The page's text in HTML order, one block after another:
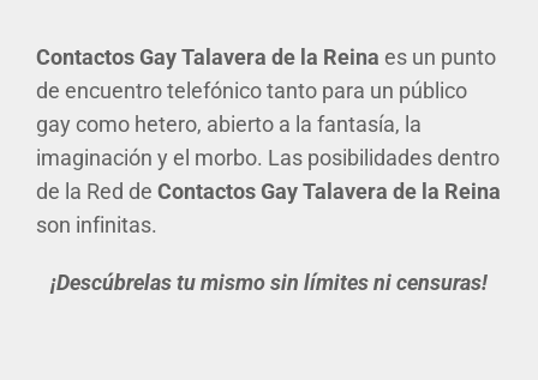
Contactos Gay Talavera de la Reina es un punto
de encuentro telefónico tanto para un público
gay como hetero, abierto a la fantasía, la
imaginación y el morbo. Las posibilidades dentro
de la Red de Contactos Gay Talavera de la Reina
son infinitas.
¡Descúbrelas tu mismo sin límites ni censuras!